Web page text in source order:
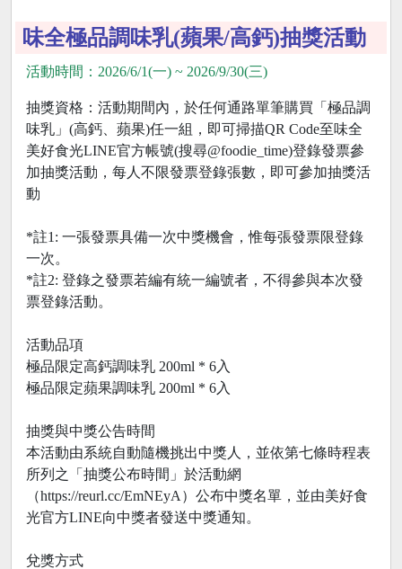
味全極品調味乳(蘋果/高鈣)抽獎活動
活動時間：2026/6/1(一) ~ 2026/9/30(三)
抽獎資格：活動期間內，於任何通路單筆購買「極品調
味乳」(高鈣、蘋果)任一組，即可掃描QR Code至味全
美好食光LINE官方帳號(搜尋@foodie_time)登錄發票參
加抽獎活動，每人不限發票登錄張數，即可參加抽獎活
動
*註1: 一張發票具備一次中獎機會，惟每張發票限登錄
一次。
*註2: 登錄之發票若編有統一編號者，不得參與本次發
票登錄活動。
活動品項
極品限定高鈣調味乳 200ml * 6入
極品限定蘋果調味乳 200ml * 6入
抽獎與中獎公告時間
本活動由系統自動隨機挑出中獎人，並依第七條時程表
所列之「抽獎公布時間」於活動網
（https://reurl.cc/EmNEyA）公布中獎名單，並由美好食
光官方LINE向中獎者發送中獎通知。
兌獎方式